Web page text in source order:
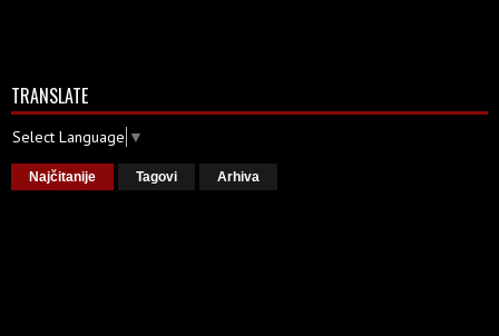
TRANSLATE
Select Language ▼
Najčitanije Tagovi Arhiva